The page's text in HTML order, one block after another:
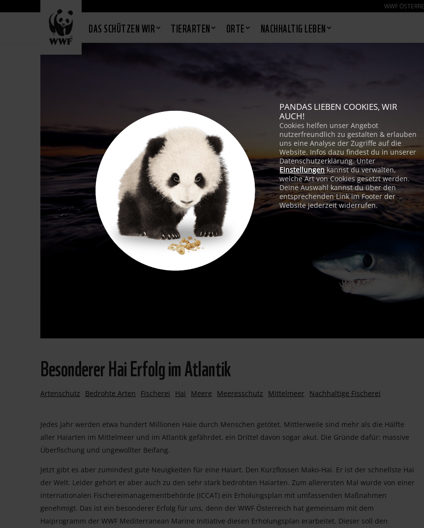
WWF
DAS SCHÜTZEN WIR TIERARTEN ORTE NACHHALTIG LEBEN
Besonderer Hai Erfolg im Atlantik
Artenschutz Bedrohte Arten Fischerei Hai Meere Meeresschutz Mittelmeer Nachhaltige Fischerei
Jedes Jahr werden etwa hundert Millionen Haie durch Menschen getötet. Mittlerweile sind mehr als die Hälfte
aller Haiarten im Mittelmeer und im Atlantik gefährdet, ein Drittel davon sogar akut. Die Gründe dafür: massive
Überfischung und ungewollter Beifang.
Jetzt gibt es aber zumindest gute Neuigkeiten für eine Haiart. Den Kurzflossen Mako-Hai. Er ist der schnellste Hai
der Welt. Leider gehört er aber auch zu den sehr stark bedrohten Haiarten. Zum allerersten Mal wurde von einer
internationalen Fischereimanagementbehörde (ICCAT) ein Erholungsplan mit umfassenden Maßnahmen
genehmigt. Das ist ein besonderer Erfolg für uns, denn der WWF Österreich hat gemeinsam mit dem
Haiprogramm der WWF Mediterranean Marine Initiative diesen Erholungsplan erarbeitet. Dieser soll den
PANDAS LIEBEN COOKIES, WIR
AUCH!
Cookies helfen unser Angebot
nutzerfreundlich zu gestalten & erlauben
uns eine Analyse der Zugriffe auf die
Website. Infos dazu findest du in unserer
Datenschutzerklärung. Unter
Einstellungen kannst du verwalten,
welche Art von Cookies gesetzt werden.
Deine Auswahl kannst du über den
entsprechenden Link im Footer der
Website jederzeit widerrufen.